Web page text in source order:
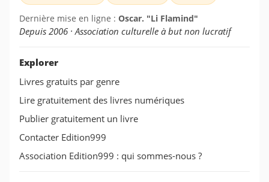
Dernière mise en ligne : Oscar. "Li Flamind"
Depuis 2006 · Association culturelle à but non lucratif
Explorer
Livres gratuits par genre
Lire gratuitement des livres numériques
Publier gratuitement un livre
Contacter Edition999
Association Edition999 : qui sommes-nous ?